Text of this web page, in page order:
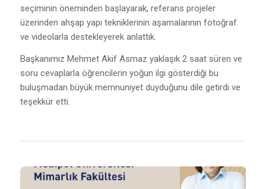
seçiminin öneminden başlayarak, referans projeler
üzerinden ahşap yapı tekniklerinin aşamalarının fotoğraf
ve videolarla destekleyerek anlattık.
Başkanımız Mehmet Akif Asmaz yaklaşık 2 saat süren ve
soru cevaplarla öğrencilerin yoğun ilgi gösterdiği bu
buluşmadan büyük memnuniyet duyduğunu dile getirdi ve
teşekkür etti.